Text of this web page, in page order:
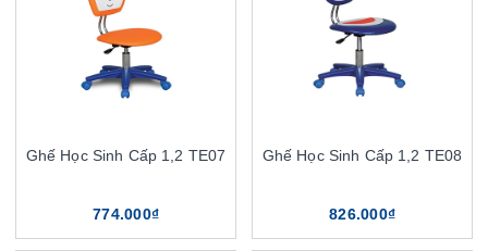
Ghế Học Sinh Cấp 1,2 TE07
774.000₫
Ghế Học Sinh Cấp 1,2 TE08
826.000₫